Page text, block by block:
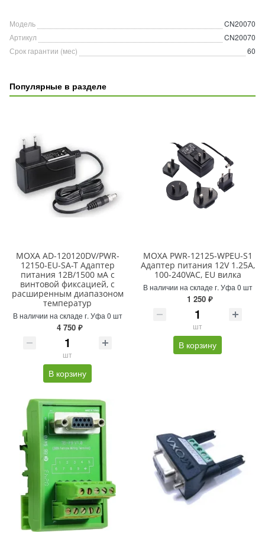
Модель
CN20070
Артикул
CN20070
Срок гарантии (мес)
60
Популярные в разделе
MOXA AD-120120DV/PWR-
12150-EU-SA-T Адаптер
питания 12В/1500 мА с
винтовой фиксацией, с
расширенным диапазоном
температур
В наличии на складе г. Уфа 0 шт
4 750 ₽
шт
В корзину
МOXA PWR-12125-WPEU-S1
Адаптер питания 12V 1.25A,
100-240VAC, EU вилка
В наличии на складе г. Уфа 0 шт
1 250 ₽
шт
В корзину